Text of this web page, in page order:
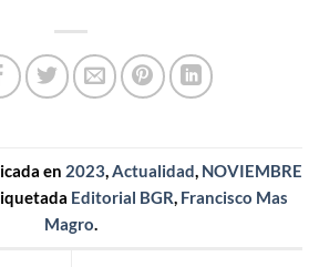
en 2023,Actualidad, NOVIEMBRE
Editorial BGR, Francisco Mas
Magro.